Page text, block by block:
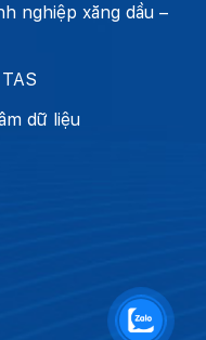
nghiệp xăng dầu –
dữ liệu